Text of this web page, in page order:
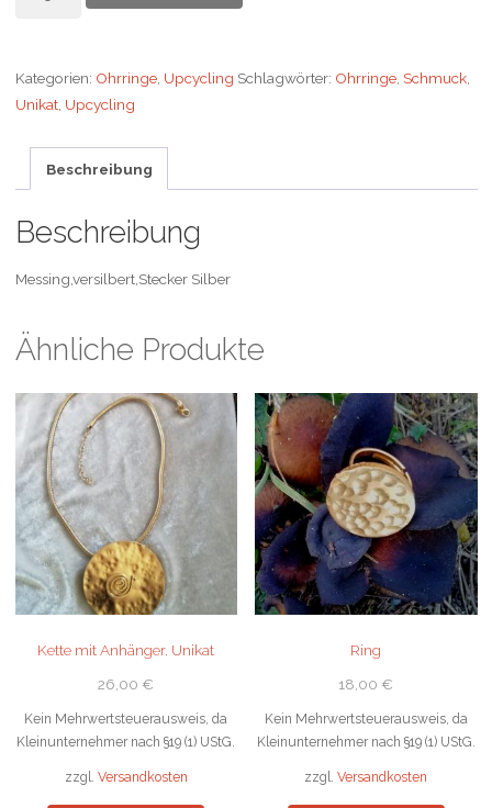
Kategorien: Ohrringe, Upcycling Schlagwörter: Ohrringe, Schmuck,
Unikat, Upcycling
Beschreibung
Beschreibung
Messing,versilbert,Stecker Silber
Ähnliche Produkte
Kette mit Anhänger. Unikat
26,00 €
Kein Mehrwertsteuerausweis, da
Kleinunternehmer nach §19 (1) UStG.
zzgl. Versandkosten
Ring
18,00 €
Kein Mehrwertsteuerausweis, da
Kleinunternehmer nach §19 (1) UStG.
zzgl.Versandkosten